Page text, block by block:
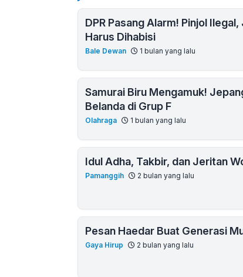
DPR Pasang Alarm! Pinjol
Harus Dihabisi
Bale Dewan 1 bulan yang lalu
Samurai Biru Mengamuk!
Belanda di Grup F
Olahraga 1 bulan yang lalu
Idul Adha, Takbir, dan Jeritan
Pamanggih 2 bulan yang lalu
Pesan Haedar Buat Generasi
Gaya Hirup 2 bulan yang lalu